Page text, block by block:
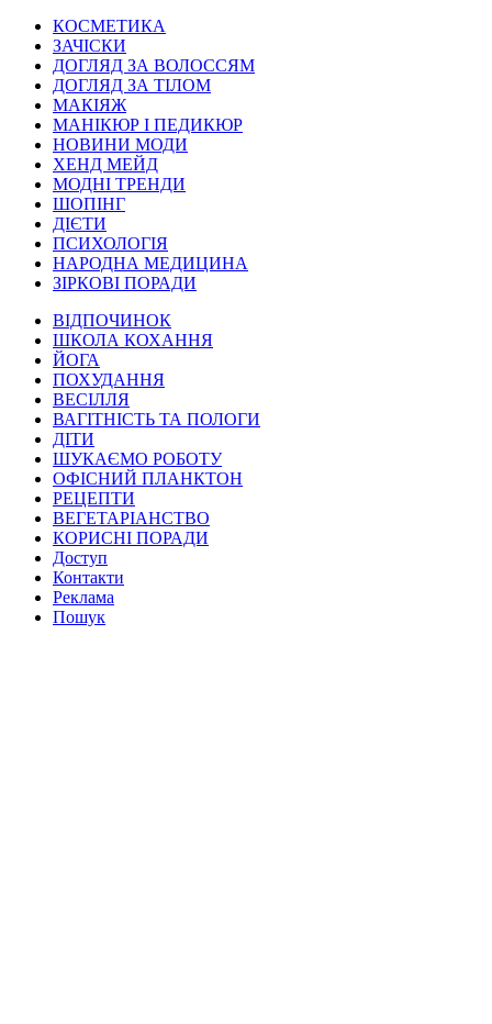
КОСМЕТИКА
ЗАЧІСКИ
ДОГЛЯД ЗА ВОЛОССЯМ
ДОГЛЯД ЗА ТІЛОМ
МАКІЯЖ
МАНІКЮР І ПЕДИКЮР
НОВИНИ МОДИ
ХЕНД МЕЙД
МОДНІ ТРЕНДИ
ШОПІНГ
ДІЄТИ
ПСИХОЛОГІЯ
НАРОДНА МЕДИЦИНА
ЗІРКОВІ ПОРАДИ
ВІДПОЧИНОК
ШКОЛА КОХАННЯ
ЙОГА
ПОХУДАННЯ
ВЕСІЛЛЯ
ВАГІТНІСТЬ ТА ПОЛОГИ
ДІТИ
ШУКАЄМО РОБОТУ
ОФІСНИЙ ПЛАНКТОН
РЕЦЕПТИ
ВЕГЕТАРІАНСТВО
КОРИСНІ ПОРАДИ
Доступ
Контакти
Реклама
Пошук